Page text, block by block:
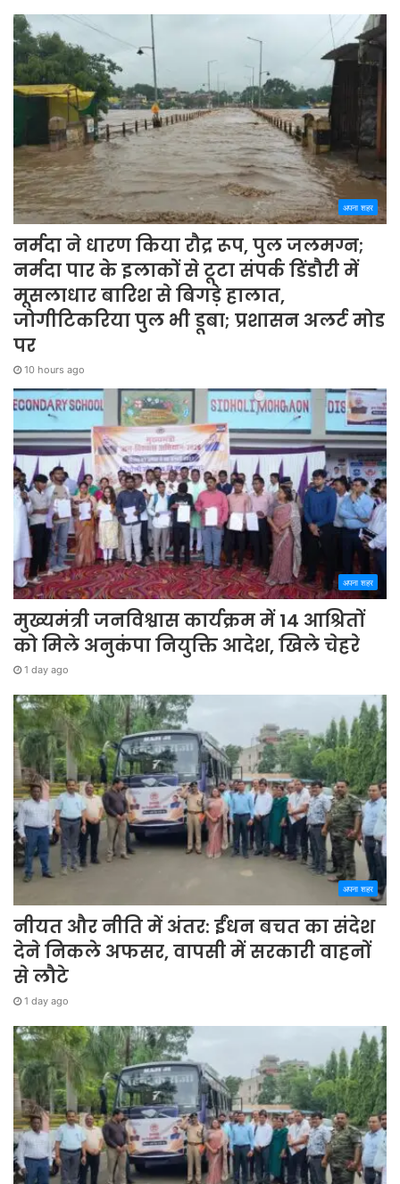
अपना शहर
नर्मदा ने धारण किया रौद्र रूप, पुल जलमग्न;
नर्मदा पार के इलाकों से टूटा संपर्क डिंडौरी में
मूसलाधार बारिश से बिगड़े हालात,
जोगीटिकरिया पुल भी डूबा; प्रशासन अलर्ट मोड
पर
10 hours ago
अपना शहर
मुख्यमंत्री जनविश्वास कार्यक्रम में 14 आश्रितों
को मिले अनुकंपा नियुक्ति आदेश, खिले चेहरे
1 day ago
अपना शहर
नीयत और नीति में अंतर: ईंधन बचत का संदेश
देने निकले अफसर, वापसी में सरकारी वाहनों
से लौटे
1 day ago